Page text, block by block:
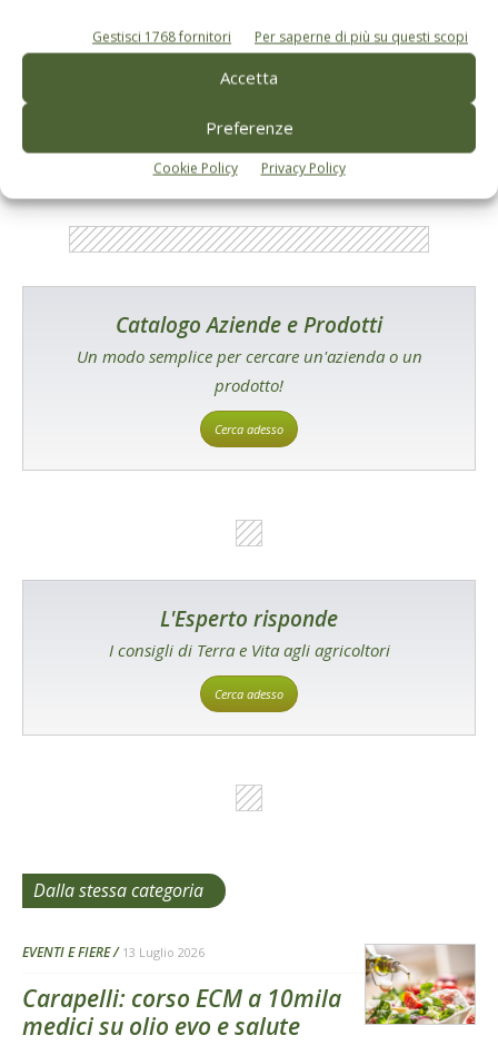
Gestisci 1768 fornitori Per saperne di più su questi scopi
Accetta
Preferenze
Cookie Policy Privacy Policy
Catalogo Aziende e Prodotti
Un modo semplice per cercare un'azienda o un
prodotto!
Cerca adesso
L'Esperto risponde
I consigli di Terra e Vita agli agricoltori
Cerca adesso
Dalla stessa categoria
EVENTI E FIERE 13 Luglio 2026
Carapelli: corso ECM a 10mila
medici su olio evo e salute